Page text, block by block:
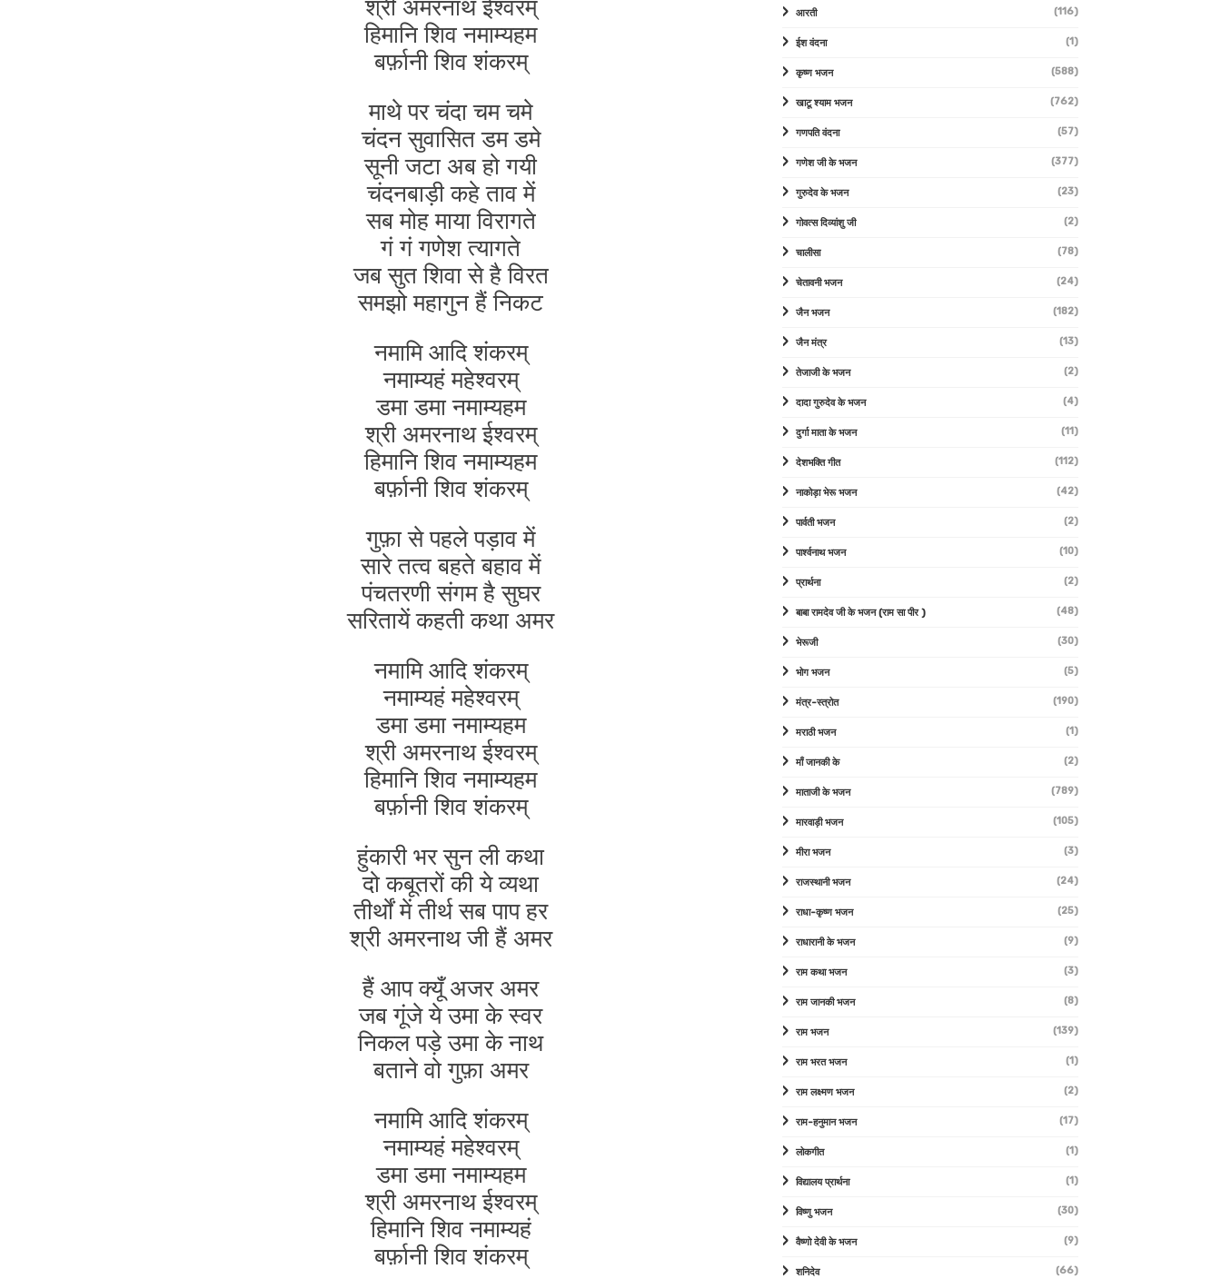
श्री अमरनाथ ईश्वरम्
हिमानि शिव नमाम्यहम
बर्फ़ानी शिव शंकरम्
माथे पर चंदा चम चमे
चंदन सुवासित डम डमे
सूनी जटा अब हो गयी
चंदनबाड़ी कहे ताव में
सब मोह माया विरागते
गं गं गणेश त्यागते
जब सुत शिवा से है विरत
समझो महागुन हैं निकट
नमामि आदि शंकरम्
नमाम्यहं महेश्वरम्
डमा डमा नमाम्यहम
श्री अमरनाथ ईश्वरम्
हिमानि शिव नमाम्यहम
बर्फ़ानी शिव शंकरम्
गुफ़ा से पहले पड़ाव में
सारे तत्व बहते बहाव में
पंचतरणी संगम है सुघर
सरितायें कहती कथा अमर
नमामि आदि शंकरम्
नमाम्यहं महेश्वरम्
डमा डमा नमाम्यहम
श्री अमरनाथ ईश्वरम्
हिमानि शिव नमाम्यहम
बर्फ़ानी शिव शंकरम्
हुंकारी भर सुन ली कथा
दो कबूतरों की ये व्यथा
तीर्थों में तीर्थ सब पाप हर
श्री अमरनाथ जी हैं अमर
हैं आप क्यूँ अजर अमर
जब गूंजे ये उमा के स्वर
निकल पड़े उमा के नाथ
बताने वो गुफ़ा अमर
नमामि आदि शंकरम्
नमाम्यहं महेश्वरम्
डमा डमा नमाम्यहम
श्री अमरनाथ ईश्वरम्
हिमानि शिव नमाम्यहं
बर्फ़ानी शिव शंकरम्
आरती (116)
ईश वंदना (1)
कृष्ण भजन (588)
खाटू श्याम भजन (762)
गणपति वंदना (57)
गणेश जी के भजन (377)
गुरुदेव के भजन (23)
गोवत्स दिव्यांशु जी (2)
चालीसा (78)
चेतावनी भजन (24)
जैन भजन (182)
जैन मंत्र (13)
तेजाजी के भजन (2)
दादा गुरुदेव के भजन (4)
दुर्गा माता के भजन (11)
देशभक्ति गीत (112)
नाकोड़ा भेरू भजन (42)
पार्वती भजन (2)
पार्श्वनाथ भजन (10)
प्रार्थना (2)
बाबा रामदेव जी के भजन (राम सा पीर ) (48)
भेरूजी (30)
भोग भजन (5)
मंत्र-स्त्रोत (190)
मराठी भजन (1)
माँ जानकी के (2)
माताजी के भजन (789)
मारवाड़ी भजन (105)
मीरा भजन (3)
राजस्थानी भजन (24)
राधा-कृष्ण भजन (25)
राधारानी के भजन (9)
राम कथा भजन (3)
राम जानकी भजन (8)
राम भजन (139)
राम भरत भजन (1)
राम लक्ष्मण भजन (2)
राम-हनुमान भजन (17)
लोकगीत (1)
विद्यालय प्रार्थना (1)
विष्णु भजन (30)
वैष्णो देवी के भजन (9)
शनिदेव (66)